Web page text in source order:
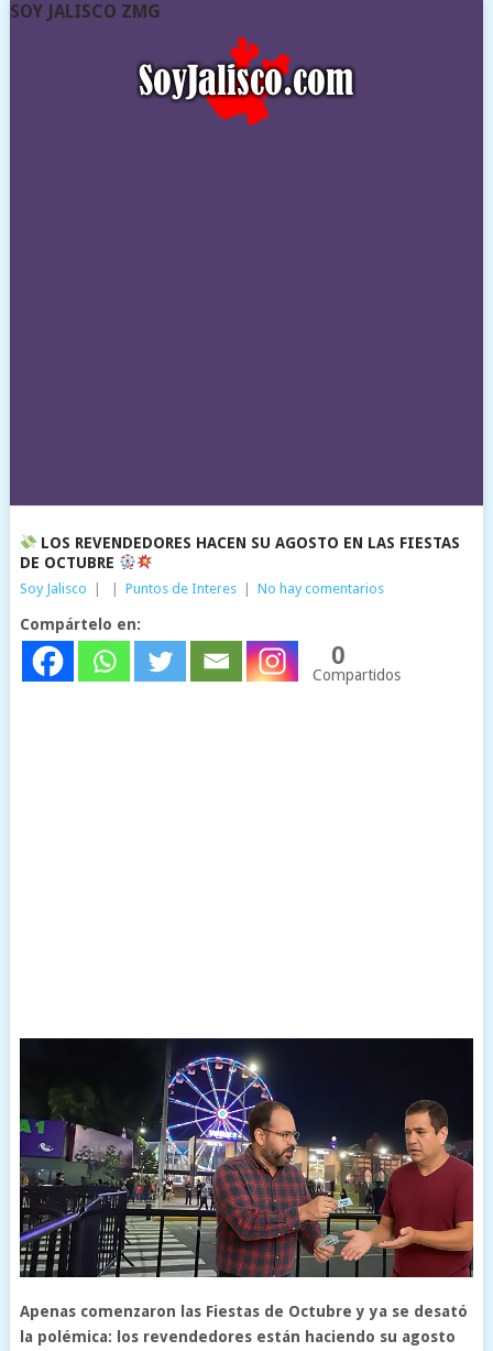
SOY JALISCO ZMG
LOS REVENDEDORES HACEN SU AGOSTO EN LAS FIESTAS
DE OCTUBRE
Soy Jalisco Puntos de Interes No hay comentarios
Compártelo en:
0
Compartidos
Apenas comenzaron las Fiestas de Octubre y ya se desató
la polémica: los revendedores están haciendo su agosto